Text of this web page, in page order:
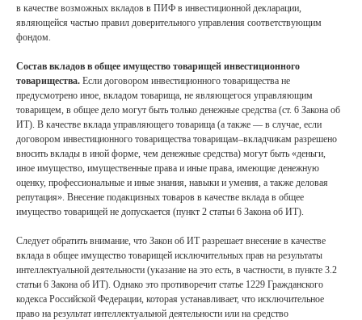
в качестве возможных вкладов в ПИФ в инвестиционной декларации,
являющейся частью правил доверительного управления соответствующим
фондом.
Состав вкладов в общее имущество товарищей инвестиционного
товарищества. Если договором инвестиционного товарищества не
предусмотрено иное, вкладом товарища, не являющегося управляющим
товарищем, в общее дело могут быть только денежные средства (ст. 6 Закона об
ИТ). В качестве вклада управляющего товарища (а также — в случае, если
договором инвестиционного товарищества товарищам–вкладчикам разрешено
вносить вклады в иной форме, чем денежные средства) могут быть «деньги,
иное имущество, имущественные права и иные права, имеющие денежную
оценку, профессиональные и иные знания, навыки и умения, а также деловая
репутация». Внесение подакцизных товаров в качестве вклада в общее
имущество товарищей не допускается (пункт 2 статьи 6 Закона об ИТ).
Следует обратить внимание, что Закон об ИТ разрешает внесение в качестве
вклада в общее имущество товарищей исключительных прав на результаты
интеллектуальной деятельности (указание на это есть, в частности, в пункте 3.2
статьи 6 Закона об ИТ). Однако это противоречит статье 1229 Гражданского
кодекса Российской Федерации, которая устанавливает, что исключительное
право на результат интеллектуальной деятельности или на средство
Связаться с нами